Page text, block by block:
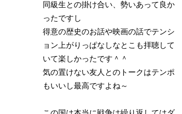
同級生との掛け合い、勢いあって良か
ったですし
得意の歴史のお話や映画の話でテンシ
ョン上がりっぱなしなとこも拝聴して
いて楽しかったです＾＾
気の置けない友人とのトークはテンポ
もいいし最高ですよね～